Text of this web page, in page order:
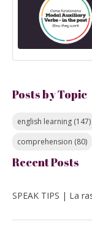
Posts by Topic
english learning (147)
comprehension (80)
Recent Posts